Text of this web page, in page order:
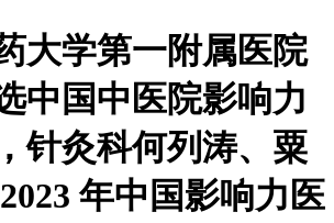
大学第一附属医院
中国中医院影响力
针灸科何列涛、粟
年中国影响力医